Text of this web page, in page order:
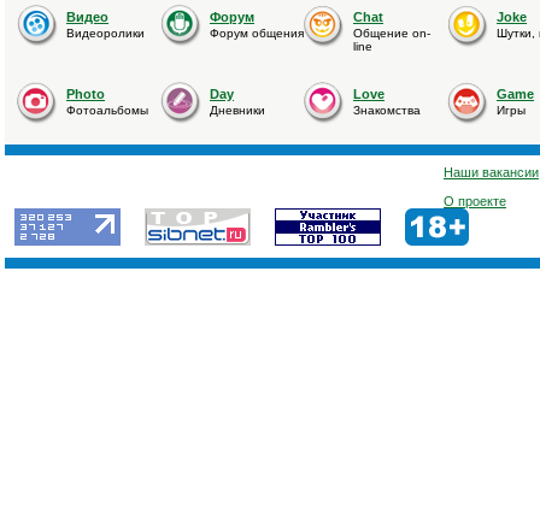
Видео
Видеоролики
Форум
Форум общения
Chat
Общение on-
line
Joke
Шутки,
Photo
Фотоальбомы
Day
Дневники
Love
Знакомства
Game
Игры
Наши вакансии
О проекте